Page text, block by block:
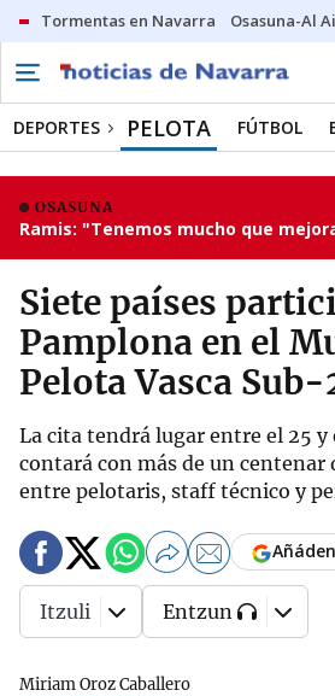
Tormentas en Navarra Osasuna-Al
DEPORTES PELOTA FÚTBOL
OSASUNA
Ramis: "Tenemos mucho que
Siete países
Pamplona en el
Pelota Vasca Sub-
La cita tendrá lugar entre el 25 y
contará con más de un centenar
entre pelotaris, staff técnico y
Miriam Oroz Caballero
Itzuli Entzun